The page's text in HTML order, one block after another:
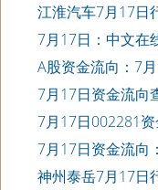
江淮汽车7月17日
7月17日：中文在
A股资金流向：7
览表
7月17日资金流向
7月17日002281
7月17日资金流向
神州泰岳7月17日